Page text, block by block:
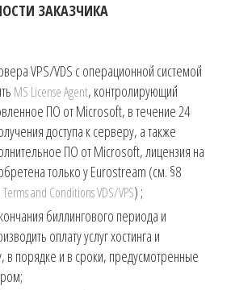
ЗАКАЗЧИКА
VPS/VDS с операционной системой
MS License Agent, контролирующий
ПО от Microsoft, в течение 24
доступа к серверу, а также
ПО от Microsoft, лицензия на
только у Eurostream (см. §8
and Conditions VDS/VPS) ;
биллингового периода и
оплату услуг хостинга и
в порядке и в сроки, предусмотренные